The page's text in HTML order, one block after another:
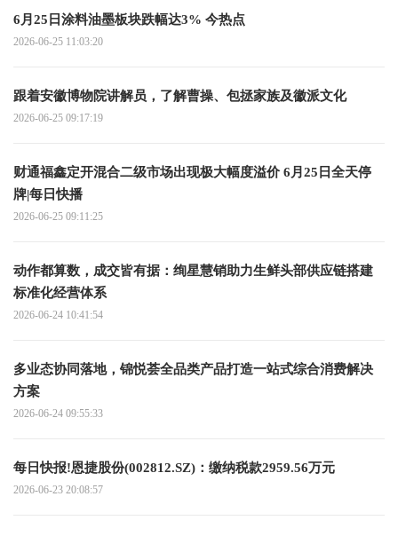
6月25日涂料油墨板块跌幅达3% 今热点
2026-06-25 11:03:20
跟着安徽博物院讲解员，了解曹操、包拯家族及徽派文化
2026-06-25 09:17:19
财通福鑫定开混合二级市场出现极大幅度溢价 6月25日全天停
牌|每日快播
2026-06-25 09:11:25
动作都算数，成交皆有据：绚星慧销助力生鲜头部供应链搭建
标准化经营体系
2026-06-24 10:41:54
多业态协同落地，锦悦荟全品类产品打造一站式综合消费解决
方案
2026-06-24 09:55:33
每日快报!恩捷股份(002812.SZ)：缴纳税款2959.56万元
2026-06-23 20:08:57